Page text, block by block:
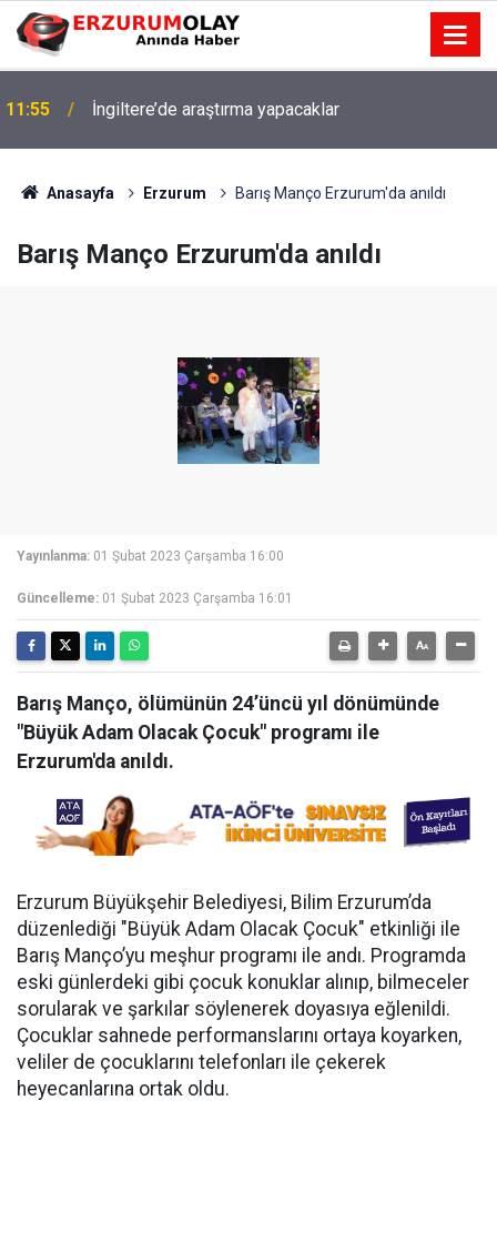
11:55 İngiltere’de araştırma yapacaklar
Anasayfa Erzurum Barış Manço Erzurum'da anıldı
Barış Manço Erzurum'da anıldı
Yayınlanma: 01 Şubat 2023 Çarşamba 16:00
Güncelleme: 01 Şubat 2023 Çarşamba 16:01
Barış Manço, ölümünün 24’üncü yıl dönümünde
"Büyük Adam Olacak Çocuk" programı ile
Erzurum'da anıldı.
Erzurum Büyükşehir Belediyesi, Bilim Erzurum’da
düzenlediği "Büyük Adam Olacak Çocuk" etkinliği ile
Barış Manço’yu meşhur programı ile andı. Programda
eski günlerdeki gibi çocuk konuklar alınıp, bilmeceler
sorularak ve şarkılar söylenerek doyasıya eğlenildi.
Çocuklar sahnede performanslarını ortaya koyarken,
veliler de çocuklarını telefonları ile çekerek
heyecanlarına ortak oldu.